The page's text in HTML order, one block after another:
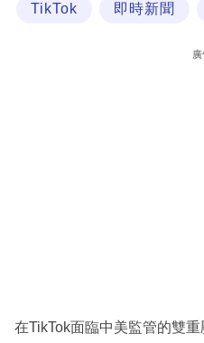
區
TikTok 即時新聞
在TikTok面臨中美監管的雙